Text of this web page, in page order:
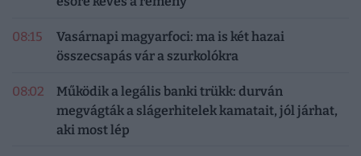
08:15
Vasárnapi magyarfoci: ma is két hazai
összecsapás vár a szurkolókra
08:02
Működik a legális banki trükk: durván
megvágták a slágerhitelek kamatait, jól járhat,
aki most lép